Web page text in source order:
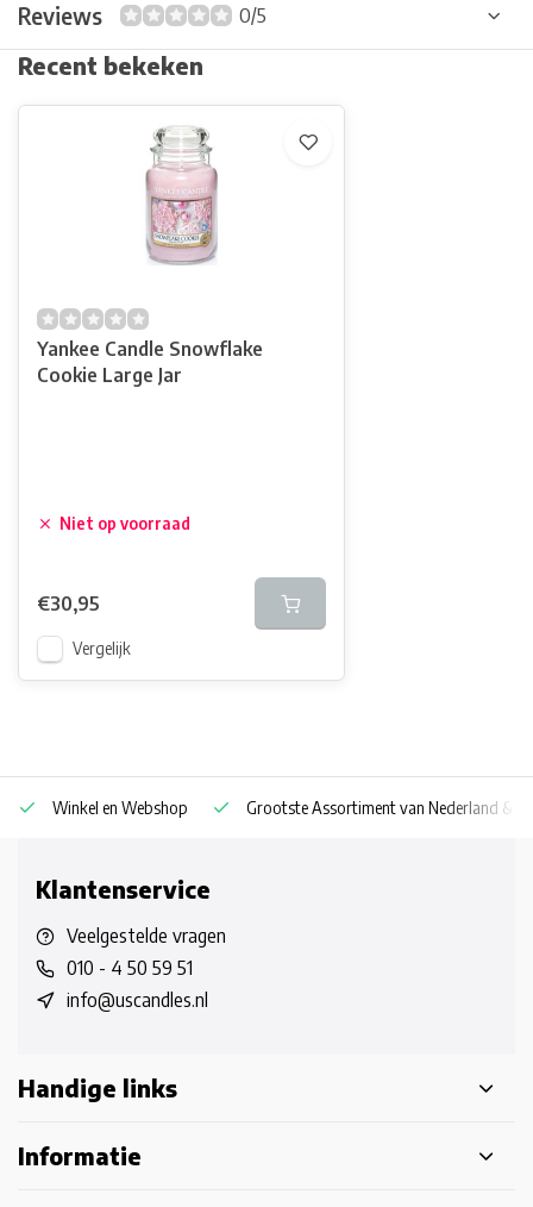
Reviews 0/5
Recent bekeken
Yankee Candle Snowflake
Cookie Large Jar
Niet op voorraad
€30,95
Vergelijk
Winkel en Webshop Grootste Assortiment van Nederland &
Klantenservice
Veelgestelde vragen
010 - 4 50 59 51
info@uscandles.nl
Handige links
Informatie